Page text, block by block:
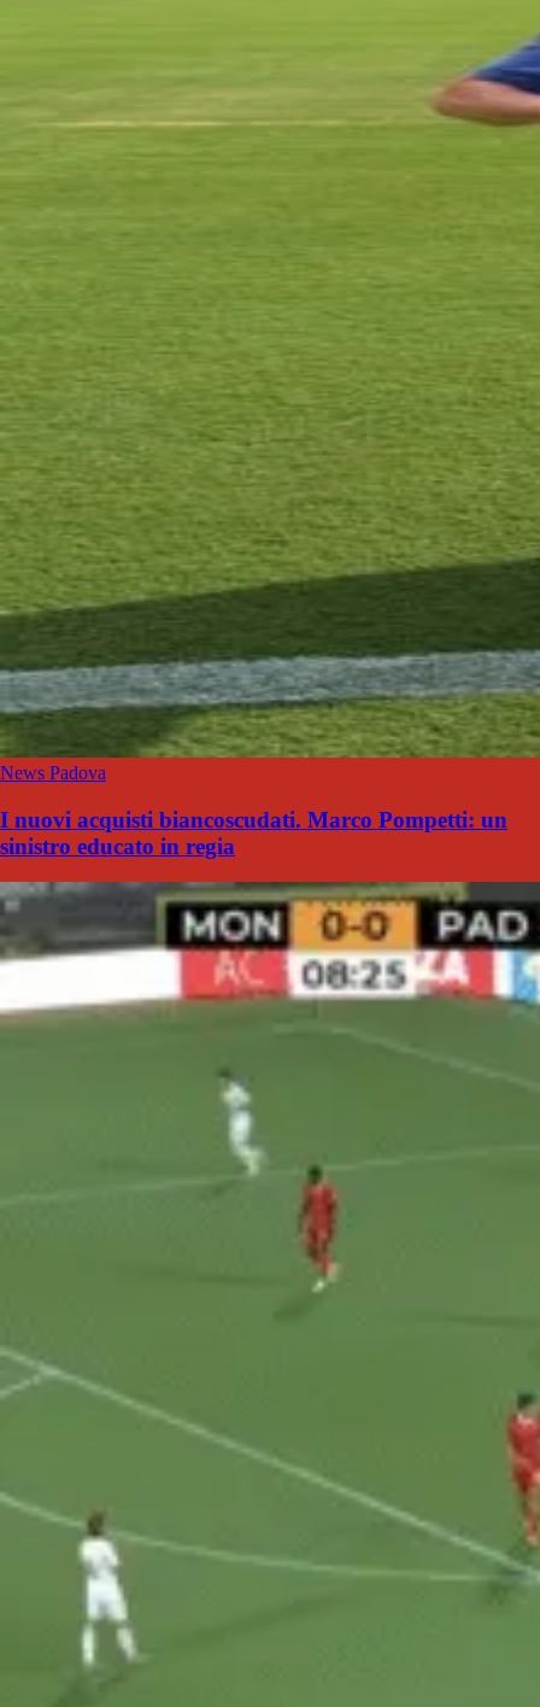
News Padova
I nuovi acquisti biancoscudati. Marco Pompetti: un
sinistro educato in regia